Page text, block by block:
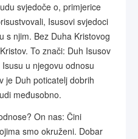
svjedoče o, primjerice
Isusovi svjedoci
s njim. Bez Duha Kristovog
To znači: Duh Isusov
u njegovu odnosu
je Duh poticatelj dobrih
međusobno.
On nas: Čini
smo okruženi. Dobar